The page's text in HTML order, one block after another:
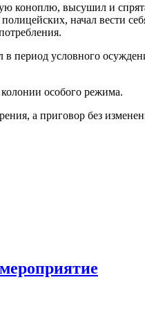
коноплю, высушил и
начал вести
период условного
особого режима.
а приговор без